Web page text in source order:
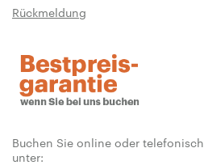
Rückmeldung
Buchen Sie online oder telefonisch
unter: